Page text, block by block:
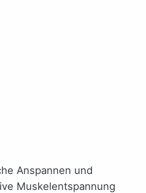
Anspannen und
Muskelentspannung